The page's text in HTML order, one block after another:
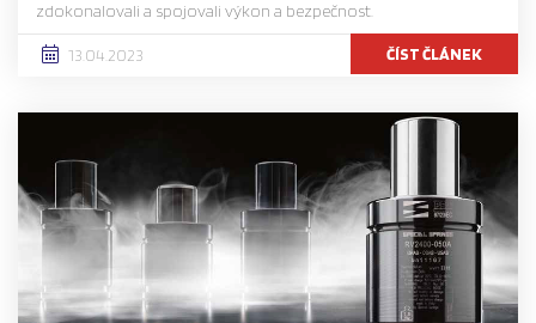
zdokonalovali a spojovali výkon a bezpečnost.
13.04.2023 ČÍST ČLÁNEK